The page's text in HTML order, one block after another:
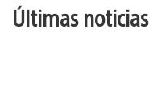
Últimas noticias